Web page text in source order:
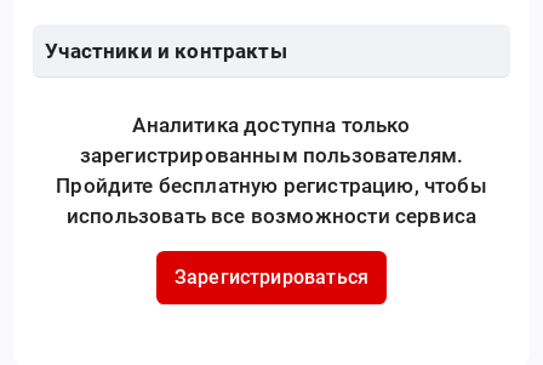
Участники и контракты
Аналитика доступна только
зарегистрированным пользователям.
Пройдите бесплатную регистрацию, чтобы
использовать все возможности сервиса
Зарегистрироваться